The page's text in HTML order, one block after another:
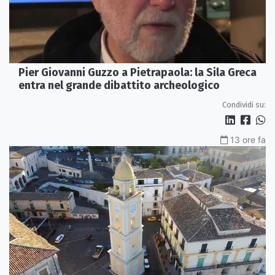
Pier Giovanni Guzzo a Pietrapaola: la Sila Greca
entra nel grande dibattito archeologico
Condividi su:
13 ore fa